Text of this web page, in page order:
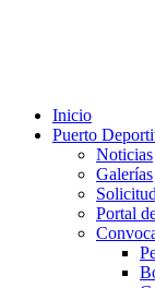
Inicio
Puerto
Noticias
Galerías
Portal